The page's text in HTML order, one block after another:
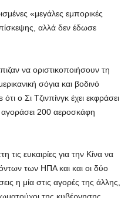
«μεγάλες εμπορικές
αλλά δεν έδωσε
να οριστικοποιήσουν τη
σόγια και βοδινό
ο Σι Τζινπίνγκ έχει εκφράσει
200 ​​αεροσκάφη
ευκαιρίες για την Κίνα να
των ΗΠΑ και και οι δύο
η μία στις αγορές της άλλης,